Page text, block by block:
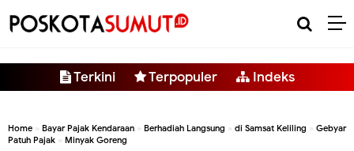
Terkini Terpopuler Indeks
Home » Bayar Pajak Kendaraan » Berhadiah Langsung » di Samsat Keliling » Gebyar
Patuh Pajak » Minyak Goreng